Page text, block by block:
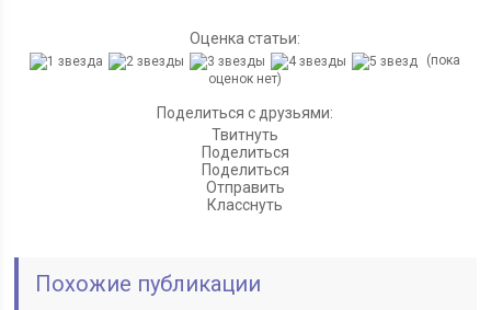
Оценка статьи:
(пока
оценок нет)
Поделиться с друзьями:
Твитнуть
Поделиться
Поделиться
Отправить
Класснуть
Похожие публикации